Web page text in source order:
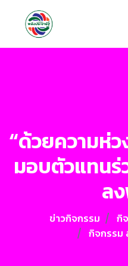
“ด้วยความห่
มอบตัวแทน
ล
ข่าวกิจกรรม
กิ
กิจกรรม